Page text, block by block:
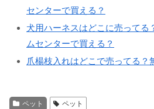
センターで買える？
犬用ハーネスはどこに売ってる
ムセンターで買える？
爪楊枝入れはどこで売ってる？
ペット ペット